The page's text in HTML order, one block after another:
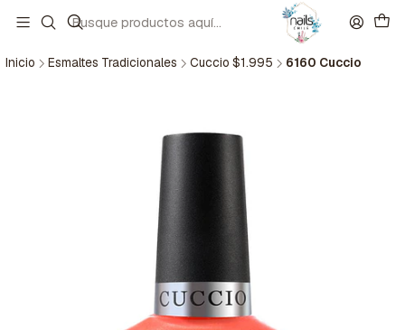
Inicio Esmaltes Tradicionales Cuccio $1.995 6160 Cuccio